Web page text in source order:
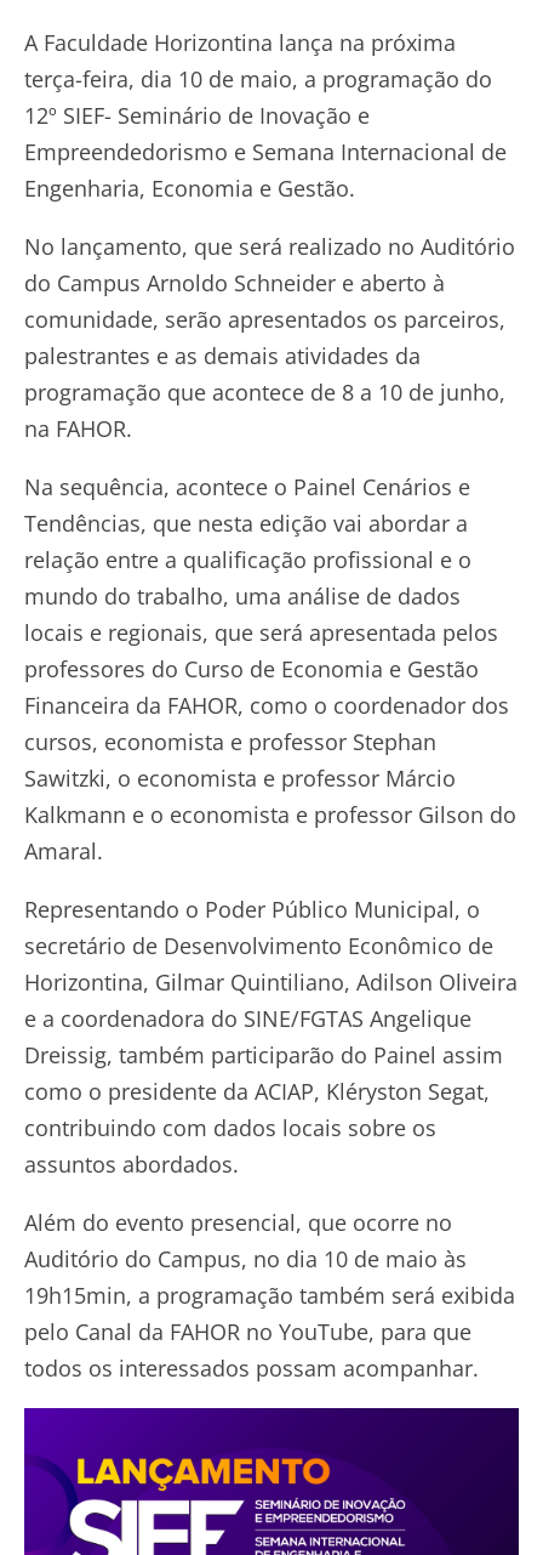
A Faculdade Horizontina lança na próxima
terça-feira, dia 10 de maio, a programação do
12º SIEF- Seminário de Inovação e
Empreendedorismo e Semana Internacional de
Engenharia, Economia e Gestão.
No lançamento, que será realizado no Auditório
do Campus Arnoldo Schneider e aberto à
comunidade, serão apresentados os parceiros,
palestrantes e as demais atividades da
programação que acontece de 8 a 10 de junho,
na FAHOR.
Na sequência, acontece o Painel Cenários e
Tendências, que nesta edição vai abordar a
relação entre a qualificação profissional e o
mundo do trabalho, uma análise de dados
locais e regionais, que será apresentada pelos
professores do Curso de Economia e Gestão
Financeira da FAHOR, como o coordenador dos
cursos, economista e professor Stephan
Sawitzki, o economista e professor Márcio
Kalkmann e o economista e professor Gilson do
Amaral.
Representando o Poder Público Municipal, o
secretário de Desenvolvimento Econômico de
Horizontina, Gilmar Quintiliano, Adilson Oliveira
e a coordenadora do SINE/FGTAS Angelique
Dreissig, também participarão do Painel assim
como o presidente da ACIAP, Kléryston Segat,
contribuindo com dados locais sobre os
assuntos abordados.
Além do evento presencial, que ocorre no
Auditório do Campus, no dia 10 de maio às
19h15min, a programação também será exibida
pelo Canal da FAHOR no YouTube, para que
todos os interessados possam acompanhar.